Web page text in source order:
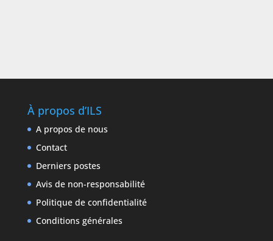
À propos d’ILS
A propos de nous
Contact
Derniers postes
Avis de non-responsabilité
Politique de confidentialité
Conditions générales